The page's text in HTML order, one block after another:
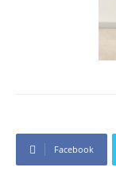
Facebook